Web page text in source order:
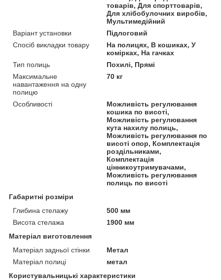
товарів, Для спорттоварів,
Для хлібобулочних виробів,
Мультимедійний
Варіант установки
Підлоговий
Спосіб викладки товару
На полицях, В кошиках, У
комірках, На гачках
Тип полиць
Похилі, Прямі
Максимальне
навантаження на одну
полицю
70 кг
Особливості
Можливість регулювання
кошика по висоті,
Можливість регулювання
кута нахилу полиць,
Можливість регулювання по
висоті опор, Комплектація
роздільниками,
Комплектація
цінникоутримувачами,
Можливість регулювання
полиць по висоті
Габаритні розміри
Глибина стелажу
500 мм
Висота стелажа
1900 мм
Матеріал виготовлення
Матеріал задньої стінки
Метал
Матеріал полиці
метал
Користувальницькі характеристики